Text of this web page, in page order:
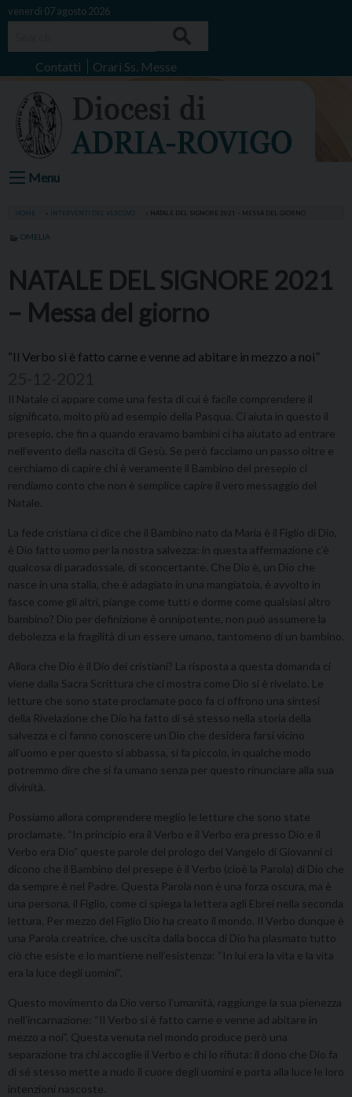
Skip
venerdì 07 agosto 2026
Contatti Orari Ss. Messe
Menu
HOME INTERVENTI DEL VESCOVO NATALE DEL SIGNORE 2021 – MESSA DEL GIORNO
OMELIA
NATALE DEL SIGNORE 2021
– Messa del giorno
“Il Verbo si è fatto carne e venne ad abitare in mezzo a noi”
Il Natale ci appare come una festa di cui è facile comprendere il
significato, molto più ad esempio della Pasqua. Ci aiuta in questo il
presepio, che fin a quando eravamo bambini ci ha aiutato ad entrare
nell’evento della nascita di Gesù. Se però facciamo un passo oltre e
cerchiamo di capire chi è veramente il Bambino del presepio ci
rendiamo conto che non è semplice capire il vero messaggio del
Natale.
La fede cristiana ci dice che il Bambino nato da Maria è il Figlio di Dio,
è Dio fatto uomo per la nostra salvezza: in questa affermazione c’è
qualcosa di paradossale, di sconcertante. Che Dio è, un Dio che
nasce in una stalla, che è adagiato in una mangiatoia, è avvolto in
fasce come gli altri, piange come tutti e dorme come qualsiasi altro
bambino? Dio per definizione è onnipotente, non può assumere la
debolezza e la fragilità di un essere umano, tantomeno di un bambino.
Allora che Dio è il Dio dei cristiani? La risposta a questa domanda ci
viene dalla Sacra Scrittura che ci mostra come Dio si è rivelato. Le
letture che sono state proclamate poco fa ci offrono una sintesi
della Rivelazione che Dio ha fatto di sé stesso nella storia della
salvezza e ci fanno conoscere un Dio che desidera farsi vicino
all’uomo e per questo si abbassa, si fa piccolo, in qualche modo
potremmo dire che si fa umano senza per questo rinunciare alla sua
divinità.
Possiamo allora comprendere meglio le letture che sono state
proclamate. “In principio era il Verbo e il Verbo era presso Dio e il
Verbo era Dio” queste parole del prologo del Vangelo di Giovanni ci
dicono che il Bambino del presepe è il Verbo (cioè la Parola) di Dio che
da sempre è nel Padre. Questa Parola non è una forza oscura, ma è
una persona, il Figlio, come ci spiega la lettera agli Ebrei nella seconda
lettura. Per mezzo del Figlio Dio ha creato il mondo. Il Verbo dunque è
una Parola creatrice, che uscita dalla bocca di Dio ha plasmato tutto
ciò che esiste e lo mantiene nell’esistenza: “In lui era la vita e la vita
era la luce degli uomini”.
Questo movimento da Dio verso l’umanità, raggiunge la sua pienezza
nell’incarnazione: “Il Verbo si è fatto carne e venne ad abitare in
mezzo a noi”. Questa venuta nel mondo produce però una
separazione tra chi accoglie il Verbo e chi lo rifiuta: il dono che Dio fa
di sé stesso mette a nudo il cuore degli uomini e porta alla luce le loro
intenzioni nascoste.